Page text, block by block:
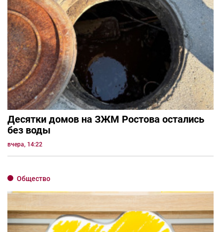
Десятки домов на ЗЖМ Ростова остались
без воды
вчера, 14:22
Общество